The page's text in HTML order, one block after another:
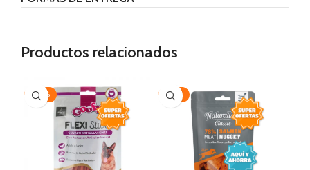
Productos relacionados
-20% -33%